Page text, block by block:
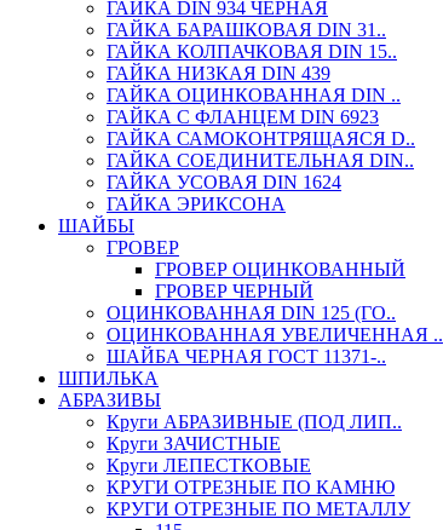
ГАЙКА DIN 934 ЧЕРНАЯ
ГАЙКА БАРАШКОВАЯ DIN 31..
ГАЙКА КОЛПАЧКОВАЯ DIN 15..
ГАЙКА НИЗКАЯ DIN 439
ГАЙКА ОЦИНКОВАННАЯ DIN ..
ГАЙКА С ФЛАНЦЕМ DIN 6923
ГАЙКА САМОКОНТРЯЩАЯСЯ D..
ГАЙКА СОЕДИНИТЕЛЬНАЯ DIN..
ГАЙКА УСОВАЯ DIN 1624
ГАЙКА ЭРИКСОНА
ШАЙБЫ
ГРОВЕР
ГРОВЕР ОЦИНКОВАННЫЙ
ГРОВЕР ЧЕРНЫЙ
ОЦИНКОВАННАЯ DIN 125 (ГО..
ОЦИНКОВАННАЯ УВЕЛИЧЕННАЯ ..
ШАЙБА ЧЕРНАЯ ГОСТ 11371-..
ШПИЛЬКА
АБРАЗИВЫ
Круги АБРАЗИВНЫЕ (ПОД ЛИП..
Круги ЗАЧИСТНЫЕ
Круги ЛЕПЕСТКОВЫЕ
КРУГИ ОТРЕЗНЫЕ ПО КАМНЮ
КРУГИ ОТРЕЗНЫЕ ПО МЕТАЛЛУ